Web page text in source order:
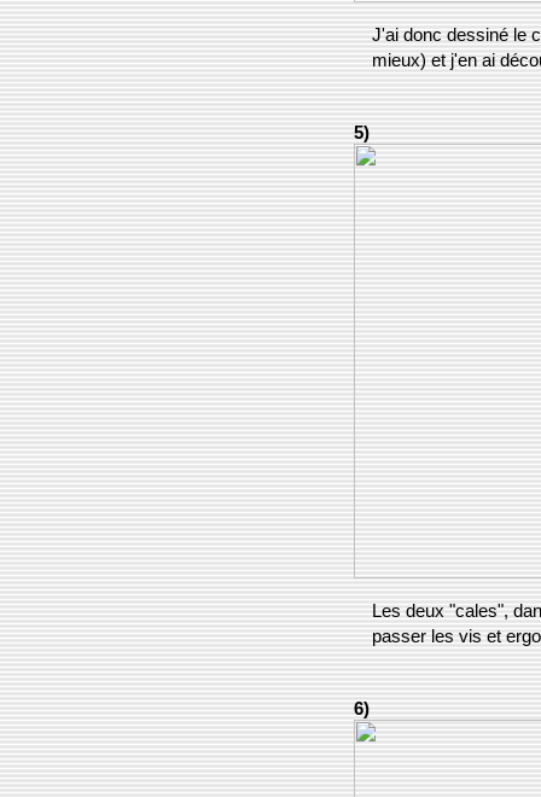
J'ai donc dessiné le
mieux) et j'en ai
5)
Les deux "cales",
passer les vis et
6)